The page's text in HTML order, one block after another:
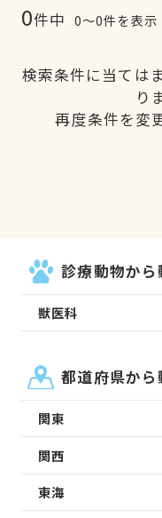
0件中 0〜0件を表示
検索条件に当ては
り
再度条件を変
診療動物か
獣医科
都道府県か
関東
関西
東海